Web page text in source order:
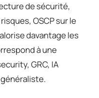
de sécurité,
OSCP sur le
davantage les
à une
GRC, IA